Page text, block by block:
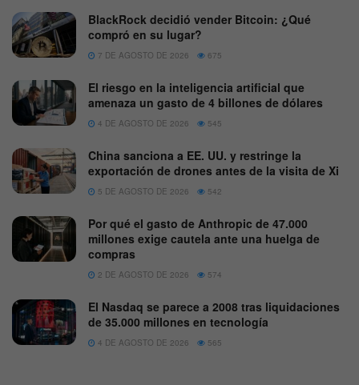
BlackRock decidió vender Bitcoin: ¿Qué
compró en su lugar?
7 DE AGOSTO DE 2026 675
El riesgo en la inteligencia artificial que
amenaza un gasto de 4 billones de dólares
4 DE AGOSTO DE 2026 545
China sanciona a EE. UU. y restringe la
exportación de drones antes de la visita de Xi
5 DE AGOSTO DE 2026 542
Por qué el gasto de Anthropic de 47.000
millones exige cautela ante una huelga de
compras
2 DE AGOSTO DE 2026 574
El Nasdaq se parece a 2008 tras liquidaciones
de 35.000 millones en tecnología
4 DE AGOSTO DE 2026 565